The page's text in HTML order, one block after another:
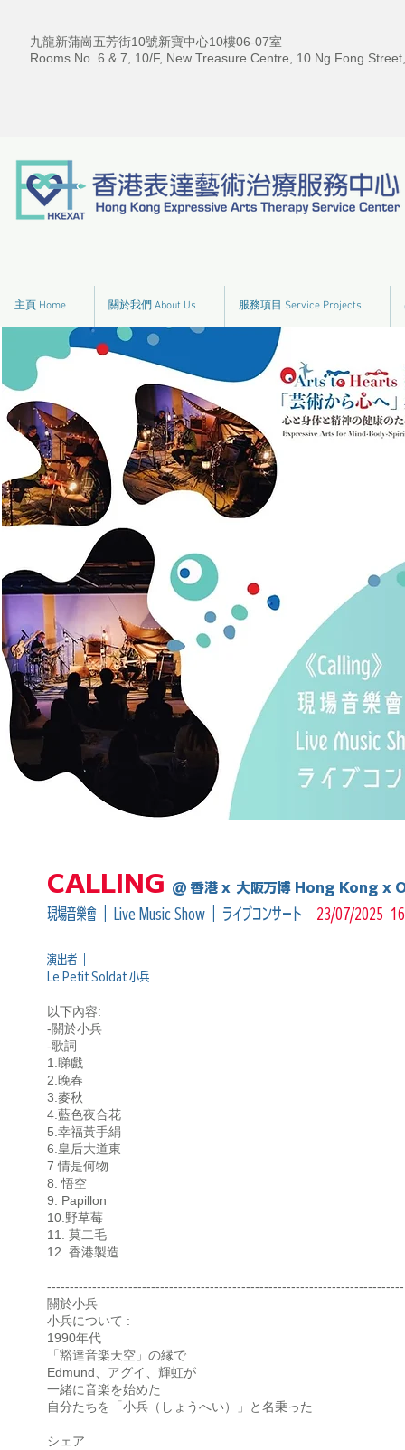
九龍新蒲崗五芳街10號新寶中心10樓06-07室
Rooms No. 6 & 7, 10/F, New Treasure Centre, 10 Ng Fong
主頁 Home 關於我們 About Us 服務項目 Service Projects
Grow
CALLING @ 香港 x 大阪万博 Hong Kong x
現場音樂會 ｜ Live Music Show ｜ ライブコンサート 23/07/2025
演出者 ｜
Le Petit Soldat 小兵
以下內容:
-關於小兵
-歌詞
1.睇戲
2.晚春
3.麥秋
4.藍色夜合花
5.幸福黃手絹
6.皇后大道東
7.情是何物
8. 悟空
9. Papillon
10.野草莓
11. 莫二毛
12. 香港製造
-------------------------------------------------------------------------------
關於小兵
小兵について :
1990年代
「豁達音楽天空」の縁で
Edmund、アグイ、輝虹が
一緒に音楽を始めた
自分たちを「小兵（しょうへい）」と名乗った
シェア